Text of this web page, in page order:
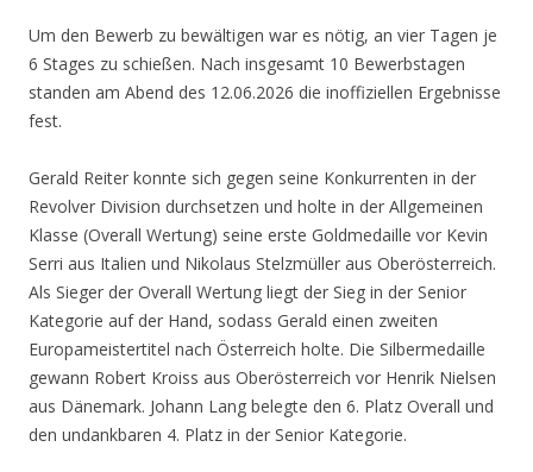
Um den Bewerb zu bewältigen war es nötig, an vier Tagen je
6 Stages zu schießen. Nach insgesamt 10 Bewerbstagen
standen am Abend des 12.06.2026 die inoffiziellen Ergebnisse
fest.
Gerald Reiter konnte sich gegen seine Konkurrenten in der
Revolver Division durchsetzen und holte in der Allgemeinen
Klasse (Overall Wertung) seine erste Goldmedaille vor Kevin
Serri aus Italien und Nikolaus Stelzmüller aus Oberösterreich.
Als Sieger der Overall Wertung liegt der Sieg in der Senior
Kategorie auf der Hand, sodass Gerald einen zweiten
Europameistertitel nach Österreich holte. Die Silbermedaille
gewann Robert Kroiss aus Oberösterreich vor Henrik Nielsen
aus Dänemark. Johann Lang belegte den 6. Platz Overall und
den undankbaren 4. Platz in der Senior Kategorie.